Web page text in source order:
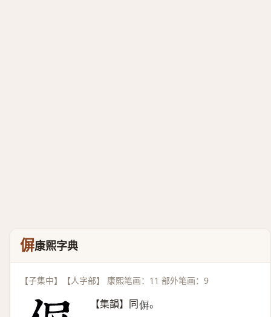
偋康熙字典
【子集中】【人字部】 康熙笔画：11 部外笔画：9
【集韻】同𠌸 。